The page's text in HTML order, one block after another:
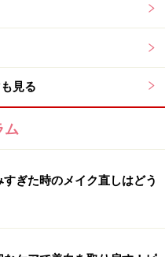
6.1g
0.9g
77.1g
1mg
88mg
見る
ム
ぎた時のメイク直しはどう